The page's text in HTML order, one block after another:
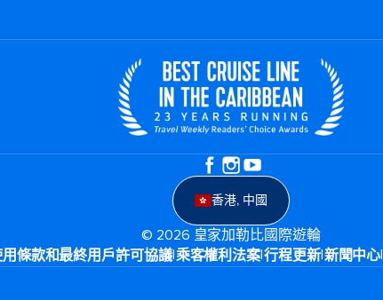
香港, 中國
© 2026 皇家加勒比國際遊輪
條款和最終用戶許可協議|乘客權利法案|行程更新|新聞中心|